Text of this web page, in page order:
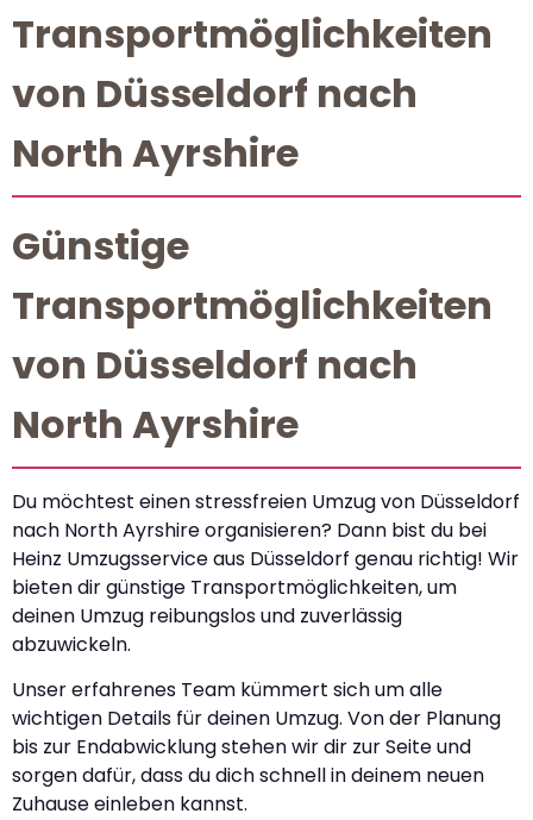
Transportmöglichkeiten
von Düsseldorf nach
North Ayrshire
Günstige
Transportmöglichkeiten
von Düsseldorf nach
North Ayrshire
Du möchtest einen stressfreien Umzug von Düsseldorf
nach North Ayrshire organisieren? Dann bist du bei
Heinz Umzugsservice aus Düsseldorf genau richtig! Wir
bieten dir günstige Transportmöglichkeiten, um
deinen Umzug reibungslos und zuverlässig
abzuwickeln.
Unser erfahrenes Team kümmert sich um alle
wichtigen Details für deinen Umzug. Von der Planung
bis zur Endabwicklung stehen wir dir zur Seite und
sorgen dafür, dass du dich schnell in deinem neuen
Zuhause einleben kannst.